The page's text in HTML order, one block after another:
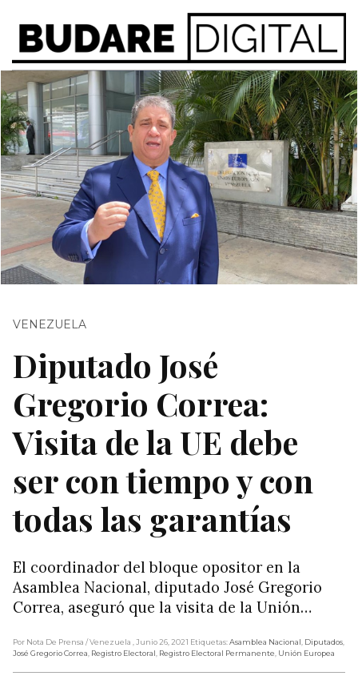
VENEZUELA
Diputado José
Gregorio Correa:
Visita de la UE debe
ser con tiempo y con
todas las garantías
El coordinador del bloque opositor en la
Asamblea Nacional, diputado José Gregorio
Correa, aseguró que la visita de la Unión…
Por Nota De Prensa / Venezuela , Junio 26, 2021 Etiquetas:Asamblea Nacional, Diputados,
José Gregorio Correa, Registro Electoral, Registro Electoral Permanente, Unión Europea